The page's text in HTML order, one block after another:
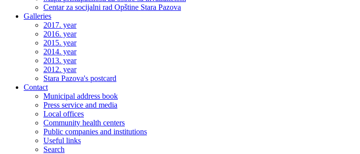
Centar za socijalni rad Opštine Stara Pazova
Galleries
2017. year
2016. year
2015. year
2014. year
2013. year
2012. year
Stara Pazova's postcard
Contact
Municipal address book
Press service and media
Local offices
Community health centers
Public companies and institutions
Useful links
Search